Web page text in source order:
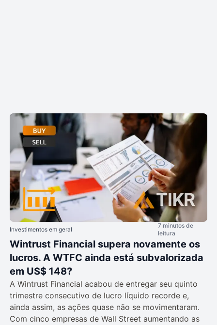
Investimentos em geral
7 minutos de
leitura
Wintrust Financial supera novamente os
lucros. A WTFC ainda está subvalorizada
em US$ 148?
A Wintrust Financial acabou de entregar seu quinto
trimestre consecutivo de lucro líquido recorde e,
ainda assim, as ações quase não se movimentaram.
Com cinco empresas de Wall Street aumentando as